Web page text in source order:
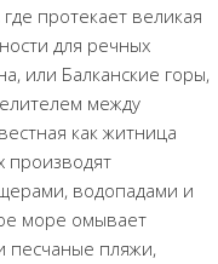
протекает великая
для речных
или Балканские горы,
между
как житница
производят
водопадами и
море омывает
песчаные пляжи,